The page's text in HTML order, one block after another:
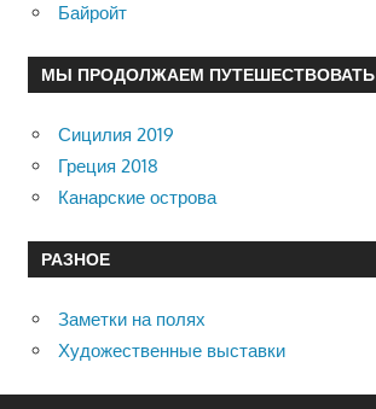
Байройт
МЫ ПРОДОЛЖАЕМ ПУТЕШЕСТВОВАТЬ
Сицилия 2019
Греция 2018
Канарские острова
РАЗНОЕ
Заметки на полях
Художественные выставки